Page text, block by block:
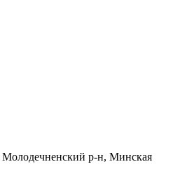
Молодечненский р-н, Минская